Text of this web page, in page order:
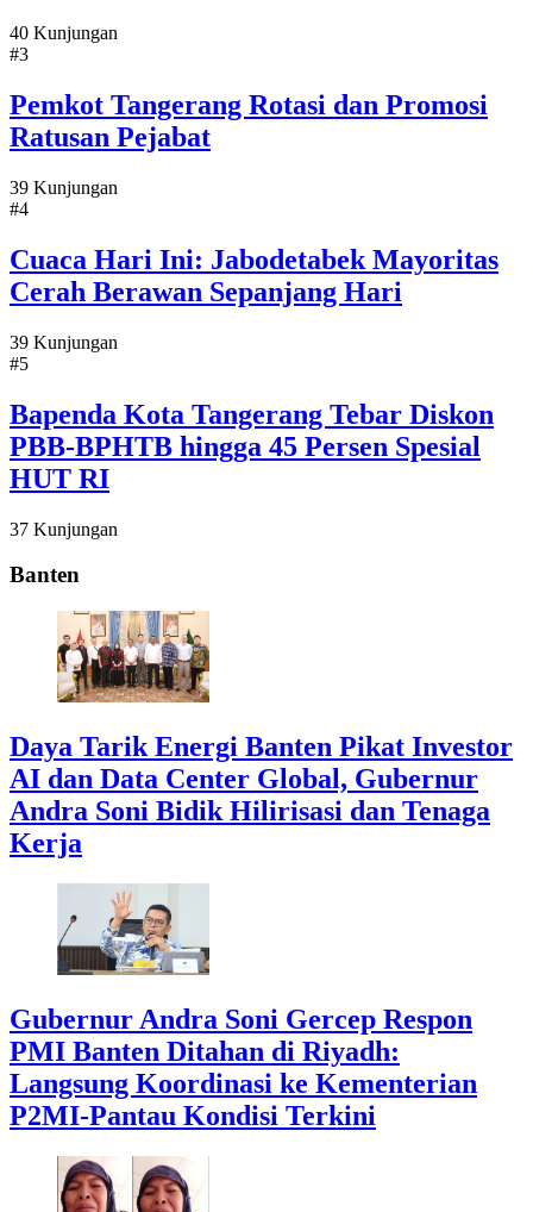
40 Kunjungan
#3
Pemkot Tangerang Rotasi dan Promosi
Ratusan Pejabat
39 Kunjungan
#4
Cuaca Hari Ini: Jabodetabek Mayoritas
Cerah Berawan Sepanjang Hari
39 Kunjungan
#5
Bapenda Kota Tangerang Tebar Diskon
PBB-BPHTB hingga 45 Persen Spesial
HUT RI
37 Kunjungan
Banten
Daya Tarik Energi Banten Pikat Investor
AI dan Data Center Global, Gubernur
Andra Soni Bidik Hilirisasi dan Tenaga
Kerja
Gubernur Andra Soni Gercep Respon
PMI Banten Ditahan di Riyadh:
Langsung Koordinasi ke Kementerian
P2MI-Pantau Kondisi Terkini